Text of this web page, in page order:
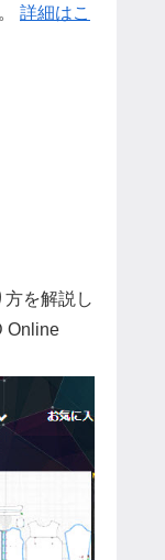
詳細はこ
を解説し
Online